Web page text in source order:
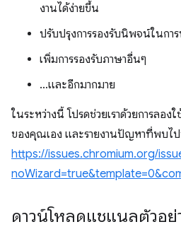
งานได้ง่ายขึ้น
ปรับปรุงการรองรับนิพจน์ในกา
เพิ่มการรองรับภาษาอื่นๆ
…และอีกมากมาย
ในระหว่างนี้ โปรดช่วยเราด้วยการลอ
ของคุณเอง และรายงานปัญหาที่พบไ
https://issues.chromium.org/
ดาวน์โหลดแชแนลตัวอย่